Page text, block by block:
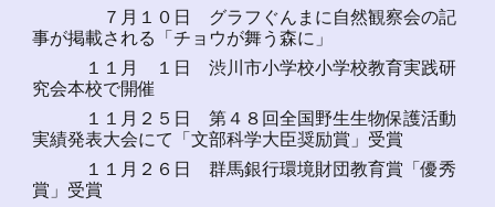
７月１０日 グラフぐんまに自然観察会の記
事が掲載される「チョウが舞う森に」
１１月 １日 渋川市小学校小学校教育実践研
究会本校で開催
１１月２５日 第４８回全国野生生物保護活動
実績発表大会にて「文部科学大臣奨励賞」受賞
１１月２６日 群馬銀行環境財団教育賞「優秀
賞」受賞